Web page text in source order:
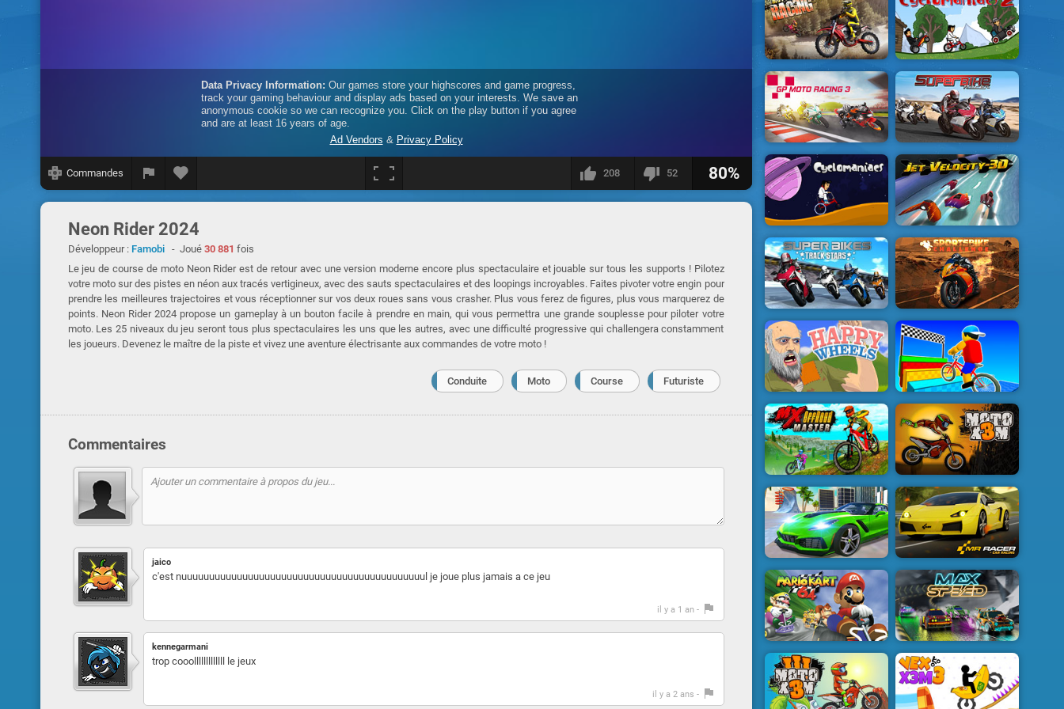
Commandes 208 52 80%
Neon Rider 2024
Développeur : Famobi - Joué 30 881 fois
Le jeu de course de moto Neon Rider est de retour avec une version moderne encore plus spectaculaire et jouable sur tous les supports ! Pilotez
votre moto sur des pistes en néon aux tracés vertigineux, avec des sauts spectaculaires et des loopings incroyables. Faites pivoter votre engin pour
prendre les meilleures trajectoires et vous réceptionner sur vos deux roues sans vous crasher. Plus vous ferez de figures, plus vous marquerez de
points. Neon Rider 2024 propose un gameplay à un bouton facile à prendre en main, qui vous permettra une grande souplesse pour piloter votre
moto. Les 25 niveaux du jeu seront tous plus spectaculaires les uns que les autres, avec une difficulté progressive qui challengera constamment
les joueurs. Devenez le maître de la piste et vivez une aventure électrisante aux commandes de votre moto !
Conduite Moto Course Futuriste
Commentaires
jaico
c'est nuuuuuuuuuuuuuuuuuuuuuuuuuuuuuuuuuuuuuuuuuuuul je joue plus jamais a ce jeu
il y a 1 an -
kennegarmani
trop cooolllllllllllll le jeux
il y a 2 ans -